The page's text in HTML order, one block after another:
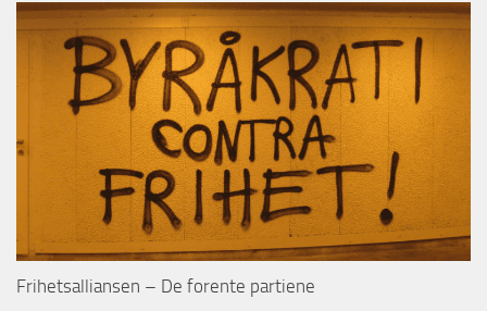
Frihetsalliansen – De forente partiene